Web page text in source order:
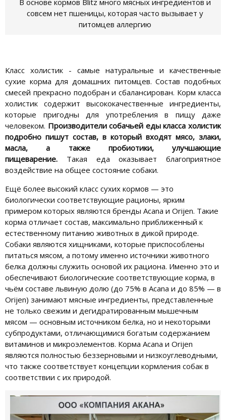
совсем нет пшеницы, которая часто вызывает у
питомцев аллергию
Класс холистик - самые натуральные и качественные
сухие корма для домашних питомцев. Состав подобных
смесей прекрасно подобран и сбалансирован. Корм класса
холистик содержит высококачественные ингредиенты,
которые пригодны для употребления в пищу даже
человеком. Производители собачьей еды класса холистик
подробно пишут состав, в который входят мясо, злаки,
масла, а также пробиотики, улучшающие
пищеварение. Такая еда оказывает благоприятное
воздействие на общее состояние собаки.
Ещё более высокий класс сухих кормов — это
биологически соответствующие рационы, ярким
примером которых являются бренды Acana и Orijen. Такие
корма отличает состав, максимально приближенный к
естественному питанию животных в дикой природе.
Собаки являются хищниками, которые приспособлены
питаться мясом, а потому именно источники животного
белка должны служить основой их рациона. Именно это и
обеспечивают биологические соответствующие корма, в
чьём составе львиную долю (до 75% в Acana и до 85% — в
Orijen) занимают мясные ингредиенты, представленные
не только свежим и дегидратированным мышечным
мясом — основным источником белка, но и некоторыми
субпродуктами, отличающимися богатым содержанием
витаминов и микроэлементов. Корма Acana и Orijen
являются полностью беззерновыми и низкоуглеводными,
что также соответствует концепции кормления собак в
соответствии с их природой.